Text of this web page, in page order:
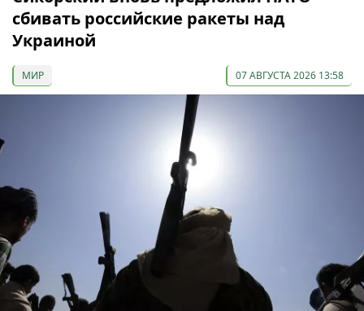
сбивать российские ракеты над
Украиной
МИР 07 АВГУСТА 2026 13:58